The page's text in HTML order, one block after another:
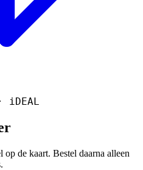
op de kaart. Bestel daarna alleen